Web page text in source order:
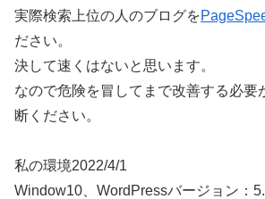
実際検索上位の人のブログを
ださい。
決して速くはないと思います。
なので危険を冒してまで改善する必要
断ください。
私の環境2022/4/1
Window10、WordPressバージョン：